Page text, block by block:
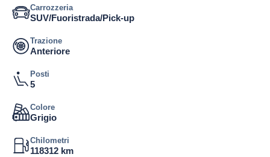
Carrozzeria
SUV/Fuoristrada/Pick-up
Trazione
Anteriore
Posti
5
Colore
Grigio
Chilometri
118312 km